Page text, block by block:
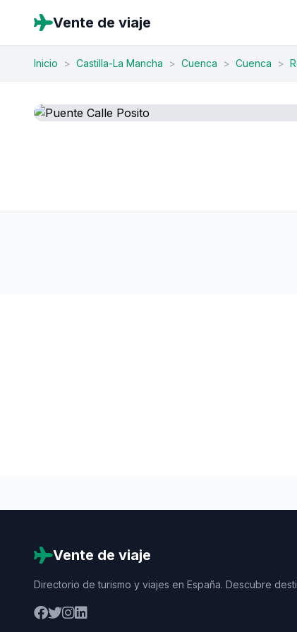
Vente de viaje
Inicio > Castilla-La Mancha > Cuenca > Cuenca >
Vente de viaje
Directorio de turismo y viajes en España. Descubre